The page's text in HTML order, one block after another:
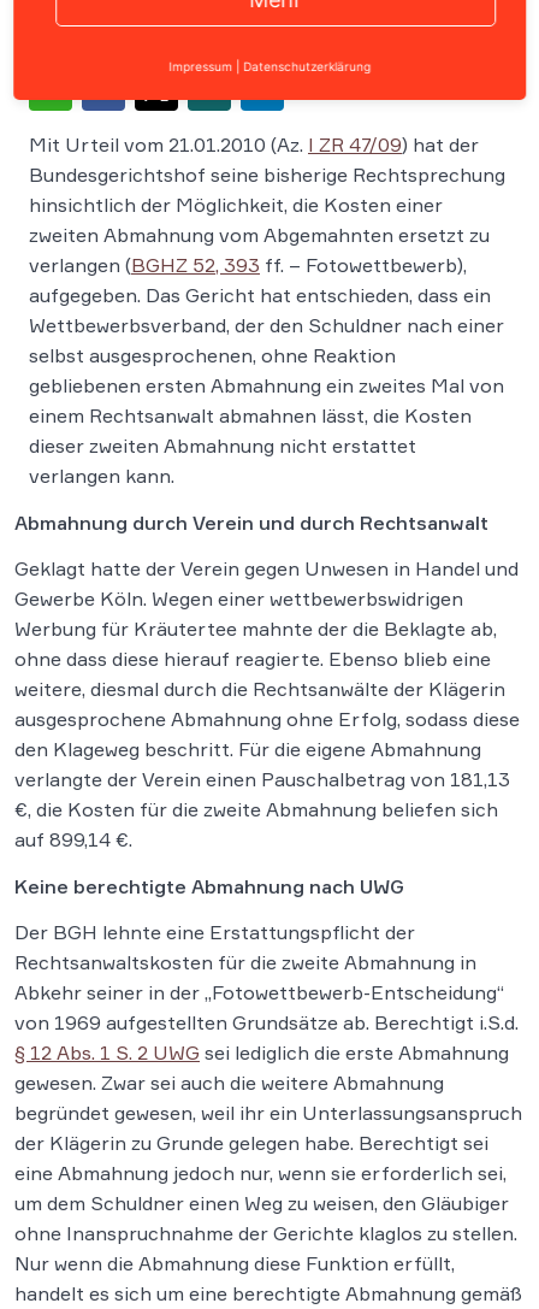
Mit Urteil vom 21.01.2010 (Az. I ZR 47/09) hat der
Bundesgerichtshof seine bisherige Rechtsprechung
hinsichtlich der Möglichkeit, die Kosten einer
zweiten Abmahnung vom Abgemahnten ersetzt zu
verlangen (BGHZ 52, 393 ff. – Fotowettbewerb),
aufgegeben. Das Gericht hat entschieden, dass ein
Wettbewerbsverband, der den Schuldner nach einer
selbst ausgesprochenen, ohne Reaktion
gebliebenen ersten Abmahnung ein zweites Mal von
einem Rechtsanwalt abmahnen lässt, die Kosten
dieser zweiten Abmahnung nicht erstattet
verlangen kann.
Abmahnung durch Verein und durch Rechtsanwalt
Geklagt hatte der Verein gegen Unwesen in Handel und
Gewerbe Köln. Wegen einer wettbewerbswidrigen
Werbung für Kräutertee mahnte der die Beklagte ab,
ohne dass diese hierauf reagierte. Ebenso blieb eine
weitere, diesmal durch die Rechtsanwälte der Klägerin
ausgesprochene Abmahnung ohne Erfolg, sodass diese
den Klageweg beschritt. Für die eigene Abmahnung
verlangte der Verein einen Pauschalbetrag von 181,13
€, die Kosten für die zweite Abmahnung beliefen sich
auf 899,14 €.
Keine berechtigte Abmahnung nach UWG
Der BGH lehnte eine Erstattungspflicht der
Rechtsanwaltskosten für die zweite Abmahnung in
Abkehr seiner in der „Fotowettbewerb-Entscheidung“
von 1969 aufgestellten Grundsätze ab. Berechtigt i.S.d.
§ 12 Abs. 1 S. 2 UWG sei lediglich die erste Abmahnung
gewesen. Zwar sei auch die weitere Abmahnung
begründet gewesen, weil ihr ein Unterlassungsanspruch
der Klägerin zu Grunde gelegen habe. Berechtigt sei
eine Abmahnung jedoch nur, wenn sie erforderlich sei,
um dem Schuldner einen Weg zu weisen, den Gläubiger
ohne Inanspruchnahme der Gerichte klaglos zu stellen.
Nur wenn die Abmahnung diese Funktion erfüllt,
handelt es sich um eine berechtigte Abmahnung gemäß
Impressum Datenschutzerklärung